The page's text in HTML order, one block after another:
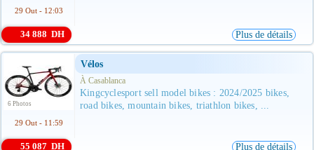
29 Out - 12:03
34 888 DH Plus de détails
6 Photos
29 Out - 11:59
Vélos
À Casablanca
Kingcyclesport sell model bikes : 2024/2025 bikes,
road bikes, mountain bikes, triathlon bikes, ...
55 087 DH Plus de détails